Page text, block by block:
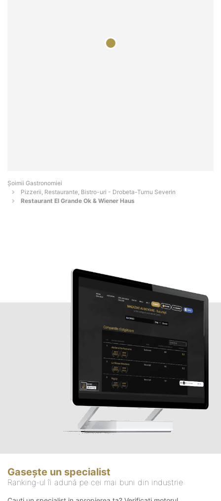
Șoimii Gastronomiei
Pizzerii, Restaurante, Bistro-uri - Drobeta-Turnu Severin
Restaurant El Grande Ok & Wiener Haus
Gasește un specialist
Ranking-ul îi adună pe cei mai buni din industrie